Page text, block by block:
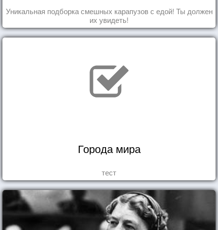
Уникальная подборка смешных карапузов с едой! Ты должен
их увидеть!
Города мира
тест